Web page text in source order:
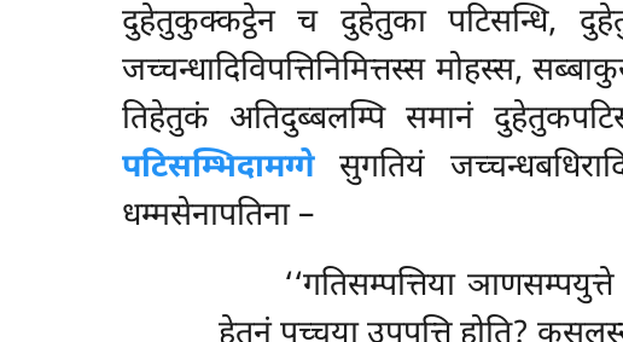
दुहेतुकुक्कट्ठेन च दुहेतुका पटिसन्धि,
जच्चन्धादिविपत्तिनिमित्तस्स मोहस्स,
तिहेतुकं अतिदुब्बलम्पि समानं
पटिसम्भिदामग्गेसुगतियं
धम्मसेनापतिना –
‘‘गतिसम्पत्तिया